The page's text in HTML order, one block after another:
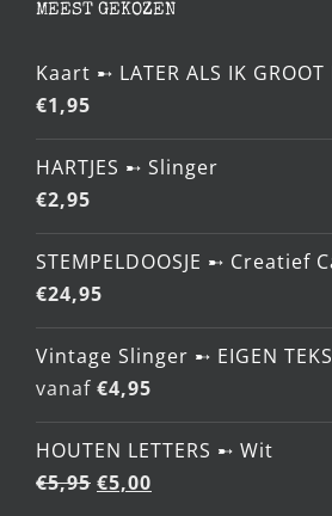
MEEST GEKOZEN
Kaart ➸ LATER ALS IK GROOT
€1,95
HARTJES ➸ Slinger
€2,95
STEMPELDOOSJE ➸ Creatief
€24,95
Vintage Slinger ➸ EIGEN
vanaf €4,95
HOUTEN LETTERS ➸ Wit
€5,95 Oorspronkelijke
€5,00